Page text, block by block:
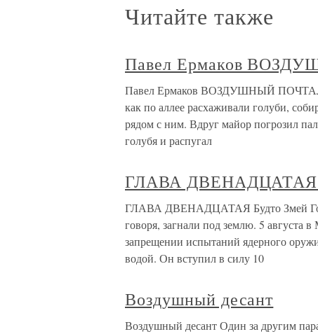
Читайте также
Павел Ермаков
Павел Ермаков ВОЗДУШНЫЙ
как по аллее расхаживали голуби,
рядом с ним. Вдруг майор погрозил
голубя и распугал
ГЛАВА ДВЕНАДЦАТАЯ
ГЛАВА ДВЕНАДЦАТАЯ Будто Змей
говоря, загнали под землю. 5
запрещении испытаний ядерного
водой. Он вступил в силу 10
Воздушный десант
Воздушный десант Один за другим